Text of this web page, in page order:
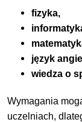
fizyka,
język
wiedza o
Wymagania
uczelniach,